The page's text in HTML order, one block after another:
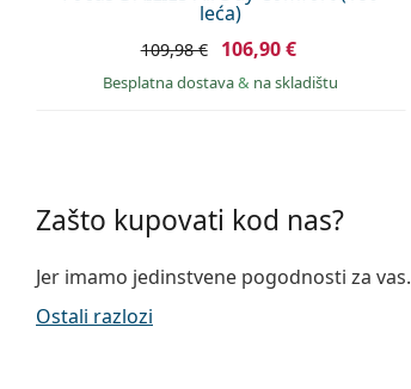
leća)
109,98 € 106,90 €
Besplatna dostava& na skladištu
Zašto kupovati kod nas?
Jer imamo jedinstvene pogodnosti za vas.
Ostali razlozi